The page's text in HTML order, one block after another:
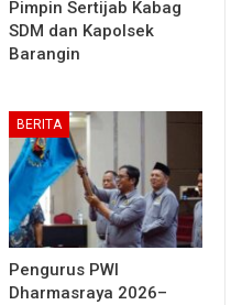
Pimpin Sertijab Kabag
SDM dan Kapolsek
Barangin
BERITA
Pengurus PWI
Dharmasraya 2026–